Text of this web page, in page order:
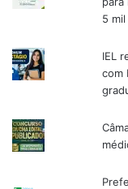
5 mil
IEL
com